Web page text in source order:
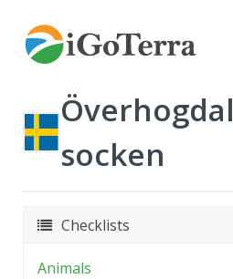
Överhogdal
socken
Checklists
Animals